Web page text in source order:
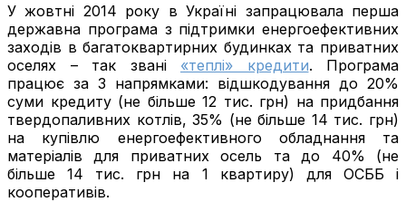
У жовтні 2014 року в Україні запрацювала перша
державна програма з підтримки енергоефективних
заходів в багатоквартирних будинках та приватних
оселях – так звані «теплі» кредити. Програма
працює за 3 напрямками: відшкодування до 20%
суми кредиту (не більше 12 тис. грн) на придбання
твердопаливних котлів, 35% (не більше 14 тис. грн)
на купівлю енергоефективного обладнання та
матеріалів для приватних осель та до 40% (не
більше 14 тис. грн на 1 квартиру) для ОСББ і
кооперативів.